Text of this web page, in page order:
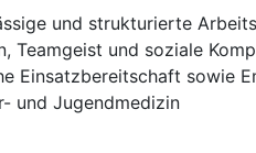
und strukturierte
Teamgeist und soziale
Einsatzbereitschaft sowie
und Jugendmedizin